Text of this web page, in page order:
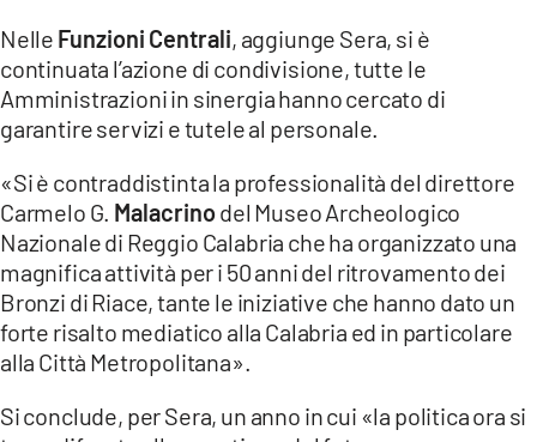
Nelle Funzioni Centrali, aggiunge Sera, si è
continuata l’azione di condivisione, tutte le
Amministrazioni in sinergia hanno cercato di
garantire servizi e tutele al personale.
«Si è contraddistinta la professionalità del direttore
Carmelo G. Malacrinodel Museo Archeologico
Nazionale di Reggio Calabria che ha organizzato una
magnifica attività per i 50 anni del ritrovamento dei
Bronzi di Riace, tante le iniziative che hanno dato un
forte risalto mediatico alla Calabria ed in particolare
alla Città Metropolitana».
Si conclude, per Sera, un anno in cui «la politica ora si